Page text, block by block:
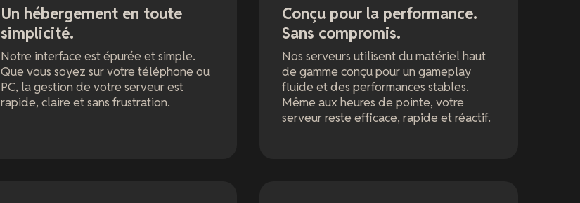
Un hébergement en toute
simplicité.
Notre interface est épurée et simple.
Que vous soyez sur votre téléphone ou
PC, la gestion de votre serveur est
rapide, claire et sans frustration.
Conçu pour la performance.
Sans compromis.
Nos serveurs utilisent du matériel haut
de gamme conçu pour un gameplay
fluide et des performances stables.
Même aux heures de pointe, votre
serveur reste efficace, rapide et réactif.